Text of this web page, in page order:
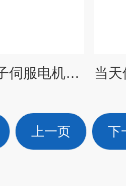
当天维修西门子伺服电机解说及现象
上一页 下